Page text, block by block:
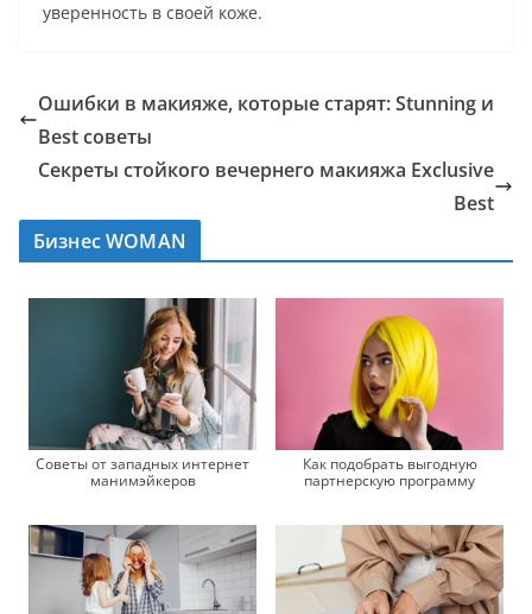
уверенность в своей коже.
Ошибки в макияже, которые старят: Stunning и
Best советы
Секреты стойкого вечернего макияжа Exclusive
Best
Бизнес WOMAN
Советы от западных интернет
манимэйкеров
Как подобрать выгодную
партнерскую программу